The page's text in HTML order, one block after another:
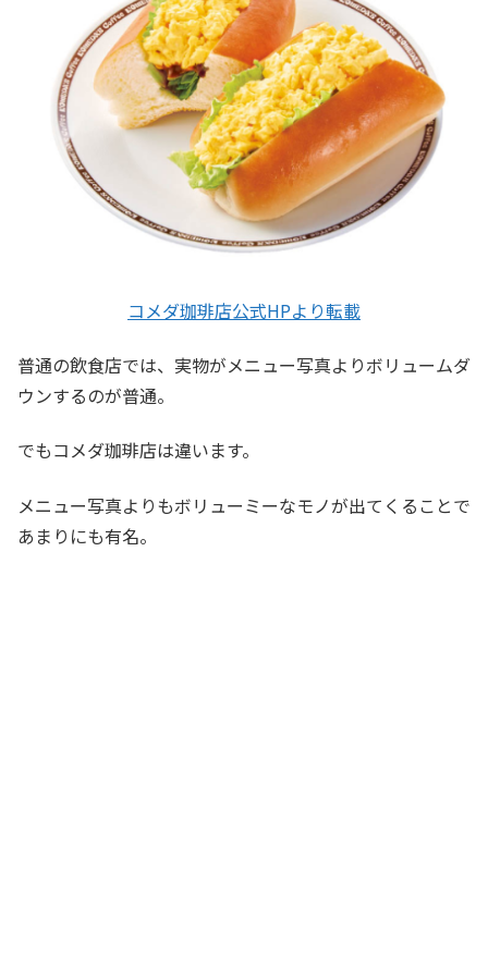
コメダ珈琲店公式HPより転載
普通の飲食店では、実物がメニュー写真よりボリュームダ
ウンするのが普通。
でもコメダ珈琲店は違います。
メニュー写真よりもボリューミーなモノが出てくることで
あまりにも有名。